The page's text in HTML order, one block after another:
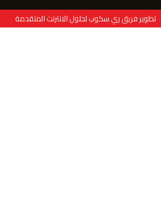
تطوير فريق ري سكوب لحلول الانترنت المتقدمة